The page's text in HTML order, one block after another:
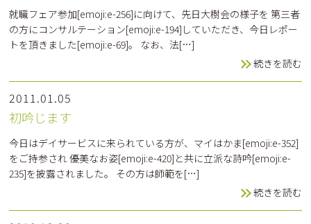
就職フェア参加[emoji:e-256]に向けて、先日大樹会の様子を 第三者
の方にコンサルテーション[emoji:e-194]していただき、今日レポー
トを頂きました[emoji:e-69]。 なお、法[…]
続きを読む
2011.01.05
初吟じます
今日はデイサービスに来られている方が、マイはかま[emoji:e-352]
をご持参され 優美なお姿[emoji:e-420]と共に立派な詩吟[emoji:e-
235]を披露されました。 その方は師範を[…]
続きを読む